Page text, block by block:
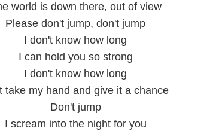
world is down there, out of view
Please don't jump, don't jump
I don't know how long
I can hold you so strong
I don't know how long
take my hand and give it a chance
Don't jump
I scream into the night for you